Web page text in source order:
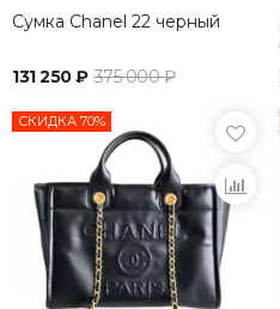
Сумка Chanel 22 черный
131 250 ₽ 375 000 ₽
СКИДКА 70%